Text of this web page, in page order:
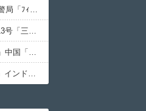
中国「衝突事故！（2025年」中国軍と中国海警局「ﾌｨﾘﾋﾟﾝ船の追跡中に衝突！（8/11」中国「2人死亡」中国政府「1年間隠蔽」日本「隠蔽された事実報道！（2026年」→
中国「大洪水！」三峡ダム「決壊危機」台風13号「三峡直撃確定」日本「最も強い勢力で接近！（伊勢湾台風級」台風13号と15号「中国本土でぶつかり合う（前代未聞」→
中国「台風接近！」台風13号「三峡直撃予測」中国「上流大洪水！（三峡上流」中国都市「8/5の映像（動画」三峡ダム「緊急放流（決壊危機」中国「下流大水害（震え声」→
インドネシア「高速鉄道！」中国「大赤字！」インドネシア「運営会社の株式購入！（負債対策」中国「はい（巨額負債」インドネシア「700km延伸計画！（実質中止」→